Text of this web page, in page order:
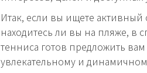
Итак, если вы ищете
находитесь ли вы на пляже, в
тенниса готов предложить
увлекательному и